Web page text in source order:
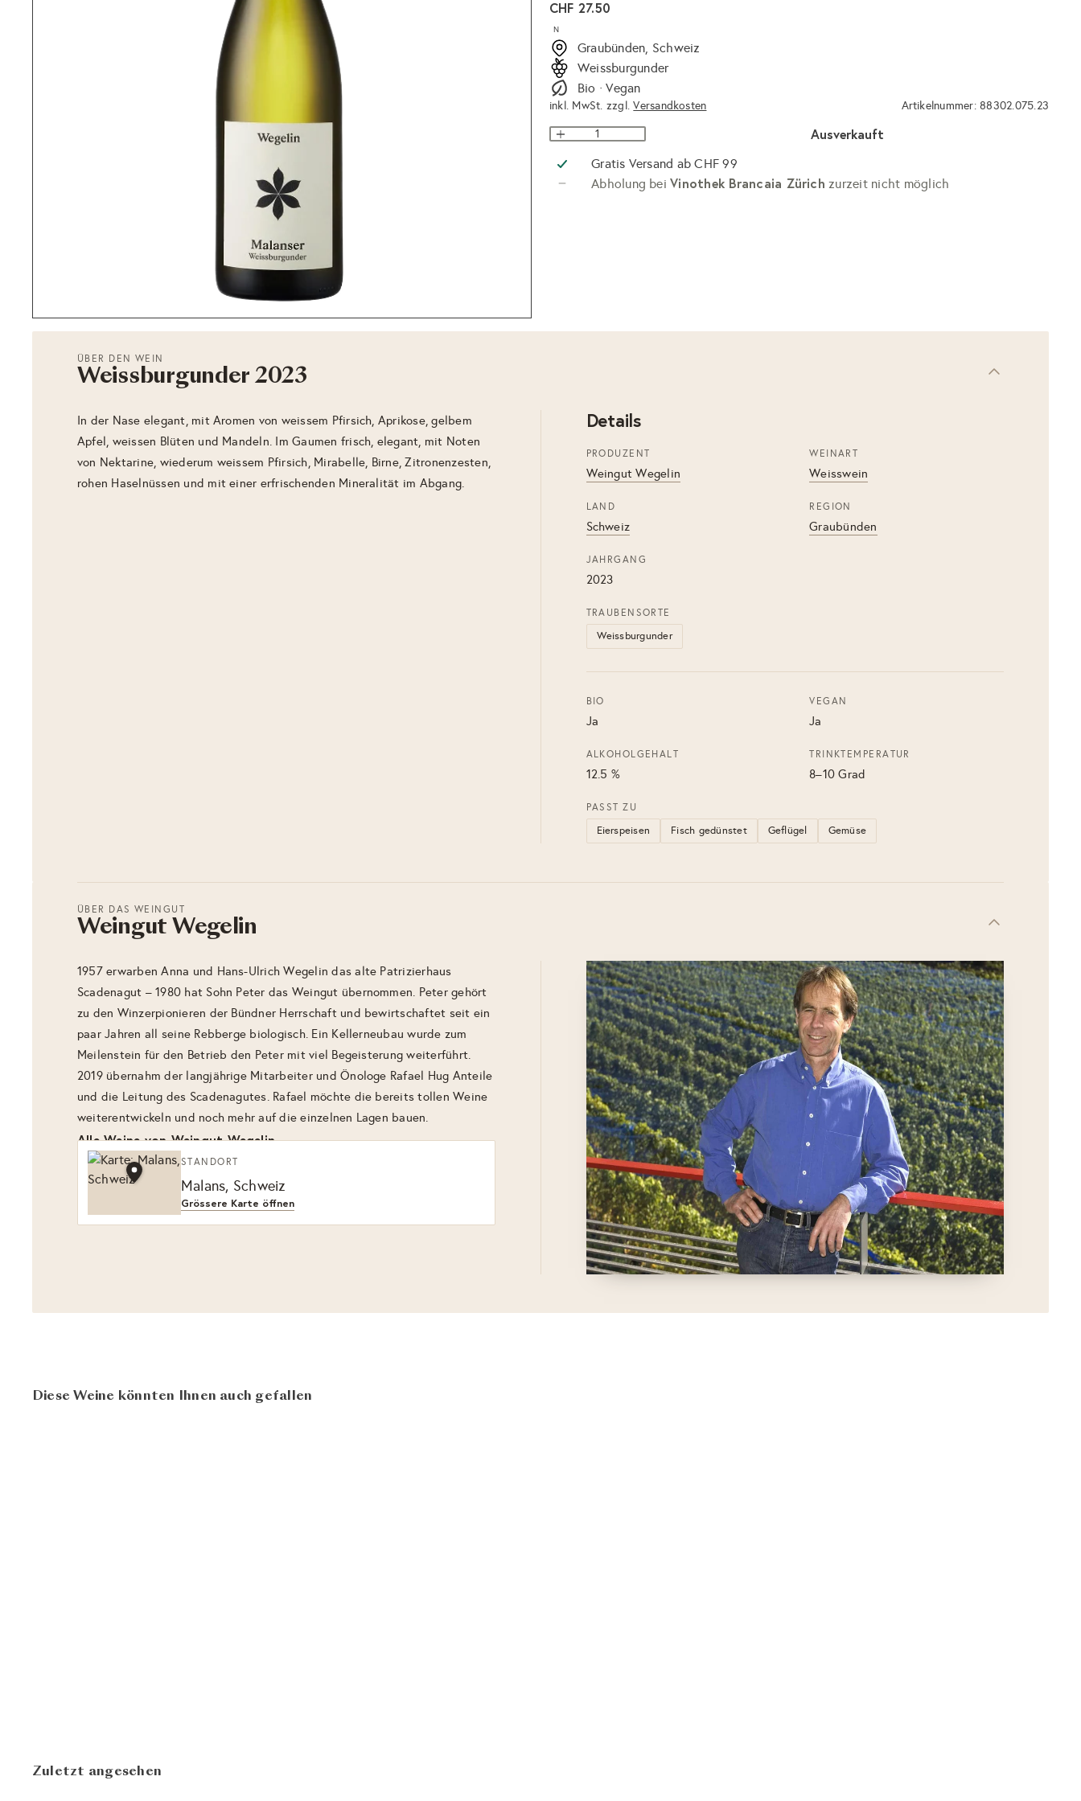
Normaler
Preis
CHF 27.50
N
Graubünden, Schweiz
Weissburgunder
Bio · Vegan
inkl. MwSt. zzgl.Versandkosten Artikelnummer: 88302.075.23
Ausverkauft
Gratis Versand ab CHF 99
Abholung beiVinothek Brancaia Zürich zurzeit nicht möglich
ÜBER DEN WEIN
Weissburgunder 2023
In der Nase elegant, mit Aromen von weissem Pfirsich, Aprikose, gelbem
Apfel, weissen Blüten und Mandeln. Im Gaumen frisch, elegant, mit Noten
von Nektarine, wiederum weissem Pfirsich, Mirabelle, Birne, Zitronenzesten,
rohen Haselnüssen und mit einer erfrischenden Mineralität im Abgang.
Details
PRODUZENT
Weingut Wegelin
WEINART
Weisswein
LAND
Schweiz
REGION
Graubünden
JAHRGANG
2023
TRAUBENSORTE
Weissburgunder
BIO
Ja
VEGAN
Ja
ALKOHOLGEHALT
12.5 %
TRINKTEMPERATUR
8–10 Grad
PASST ZU
Eierspeisen Fisch gedünstet Geflügel Gemüse
ÜBER DAS WEINGUT
Weingut Wegelin
1957 erwarben Anna und Hans-Ulrich Wegelin das alte Patrizierhaus
Scadenagut – 1980 hat Sohn Peter das Weingut übernommen. Peter gehört
zu den Winzerpionieren der Bündner Herrschaft und bewirtschaftet seit ein
paar Jahren all seine Rebberge biologisch. Ein Kellerneubau wurde zum
Meilenstein für den Betrieb den Peter mit viel Begeisterung weiterführt.
2019 übernahm der langjährige Mitarbeiter und Önologe Rafael Hug Anteile
und die Leitung des Scadenagutes. Rafael möchte die bereits tollen Weine
weiterentwickeln und noch mehr auf die einzelnen Lagen bauen.
Alle Weine von Weingut Wegelin
STANDORT
Malans, Schweiz
Grössere Karte öffnen
Diese Weine könnten Ihnen auch gefallen
Zuletzt angesehen